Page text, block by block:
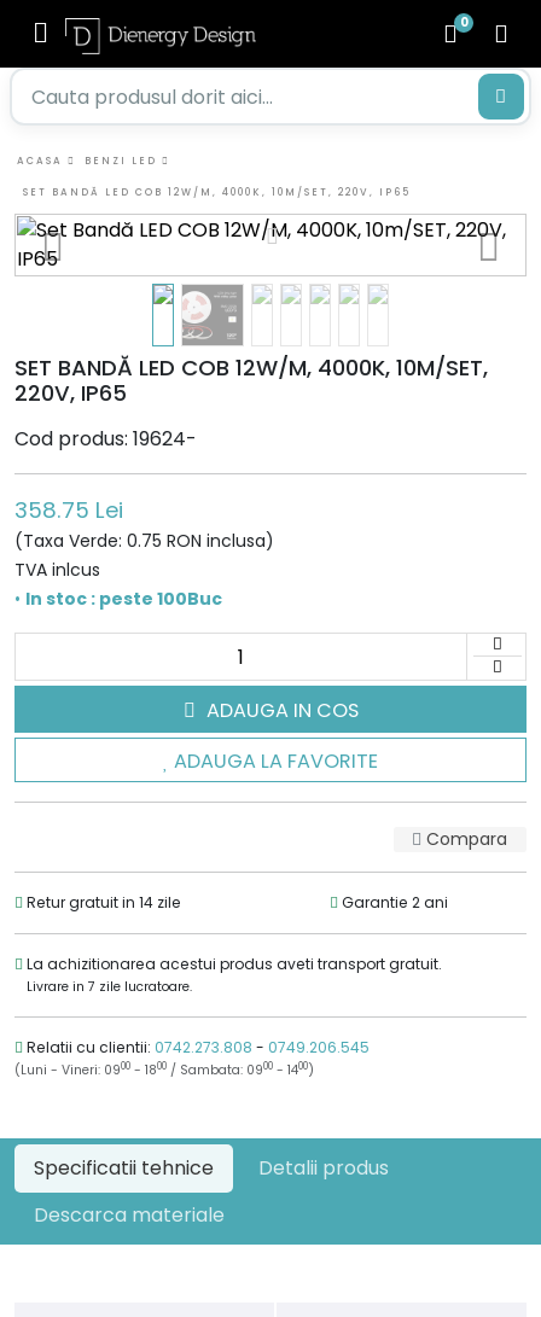
0
ACASA BENZI LED
SET BANDĂ LED COB 12W/M, 4000K, 10M/SET, 220V, IP65
SET BANDĂ LED COB 12W/M, 4000K, 10M/SET,
220V, IP65
Cod produs: 19624-
358.75 Lei
(Taxa Verde: 0.75 RON inclusa)
TVA inlcus
• In stoc : peste 100Buc
ADAUGA IN COS
ADAUGA LA FAVORITE
Compara
Retur gratuit in 14 zile Garantie 2 ani
La achizitionarea acestui produs aveti transport gratuit.
Livrare in 7 zile lucratoare.
Relatii cu clientii: 0742.273.808 - 0749.206.545
(Luni - Vineri: 0900 - 1800 / Sambata: 0900 - 1400)
Specificatii tehnice
Detalii produs
Descarca materiale